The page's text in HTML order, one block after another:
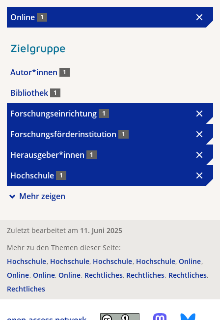
Online 1
Zielgruppe
Autor*innen 1
Bibliothek 1
Forschungseinrichtung 1
Forschungsförderinstitution 1
Herausgeber*innen 1
Hochschule 1
Mehr zeigen
Zuletzt bearbeitet am 11. Juni 2025
Mehr zu den Themen dieser Seite:
Hochschule Hochschule Hochschule Hochschule Online
Online Online Online Rechtliches Rechtliches Rechtliches
Rechtliches